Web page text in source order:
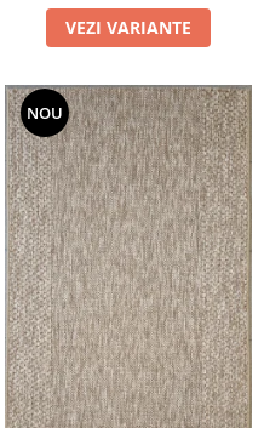
VEZI VARIANTE
NOU